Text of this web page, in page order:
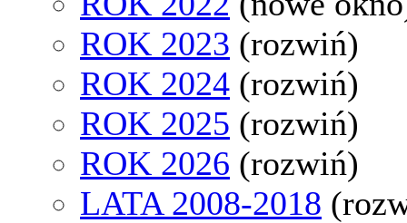
ROK 2023 (rozwiń)
ROK 2024 (rozwiń)
ROK 2025 (rozwiń)
ROK 2026 (rozwiń)
LATA 2008-2018